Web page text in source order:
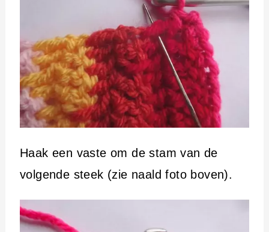
Haak een vaste om de stam van de
volgende steek (zie naald foto boven).